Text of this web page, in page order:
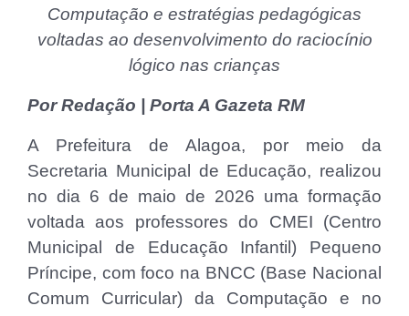
Computação e estratégias pedagógicas
voltadas ao desenvolvimento do raciocínio
lógico nas crianças
Por Redação | Porta A Gazeta RM
A Prefeitura de Alagoa, por meio da
Secretaria Municipal de Educação, realizou
no dia 6 de maio de 2026 uma formação
voltada aos professores do CMEI (Centro
Municipal de Educação Infantil) Pequeno
Príncipe, com foco na BNCC (Base Nacional
Comum Curricular) da Computação e no